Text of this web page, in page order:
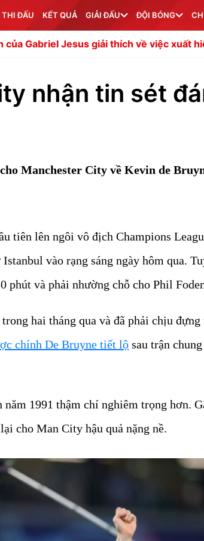
THI ĐẤU KẾT QUẢ GIẢI ĐẤU ĐỘI BÓNG
giải thích về việc xuất hiện ở Napoli
nhận tin sét
Manchester City về Kevin de
tiên lên ngôi vô địch Champions
vào rạng sáng ngày hôm qua.
phút và phải nhường chỗ cho Phil
hai tháng qua và đã phải chịu đựng
chính De Bruyne tiết lộ sau trận
1991 thậm chí nghiêm trọng hơn.
cho Man City hậu quả nặng nề.